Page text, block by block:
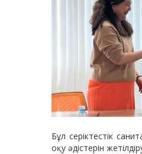
Бұл серіктестік
оқу әдістерін